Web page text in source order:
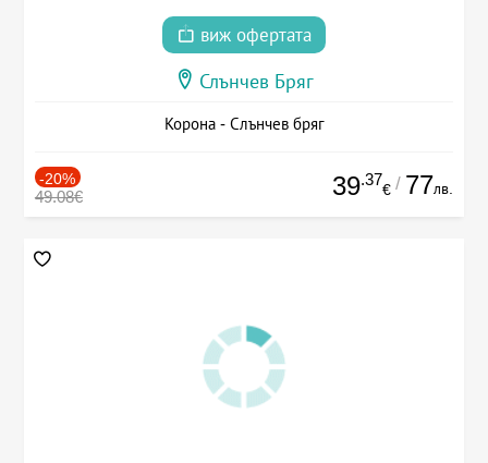
виж офертата
Слънчев Бряг
Корона - Слънчев бряг
-20%
49.08€ 39.37
€ / 77лв.